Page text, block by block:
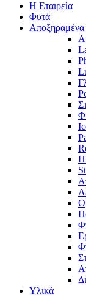
Η Εταιρεία
Φυτά
Υλικά